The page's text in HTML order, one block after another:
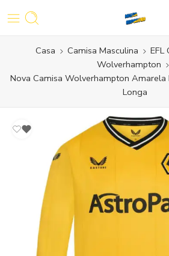
Casa Camisa Masculina
EFL
Wolverhampton
Nova Camisa Wolverhampton
Longa